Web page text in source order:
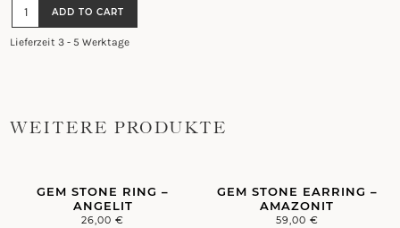
Lieferzeit 3 - 5 Werktage
AUS
UMWELTFREUNDLICHEM
BIO
ADD TO CART
WEITERE PRODUKTE
GEM STONE RING –
ANGELIT
26,00€
GEM STONE EARRING –
AMAZONIT
59,00 €